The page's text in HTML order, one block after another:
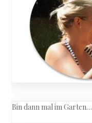
Bin dann mal im Garten…